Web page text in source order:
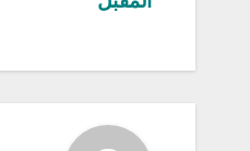
المقالات